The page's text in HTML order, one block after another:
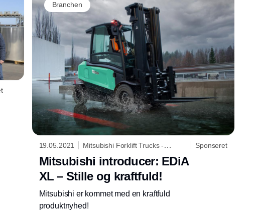
Branchen
19.05.2021
Mitsubishi Forklift Trucks -
Sponseret
Mitsubishi introducer: EDiA
XL – Stille og kraftfuld!
Mitsubishi er kommet med en kraftfuld
produktnyhed!